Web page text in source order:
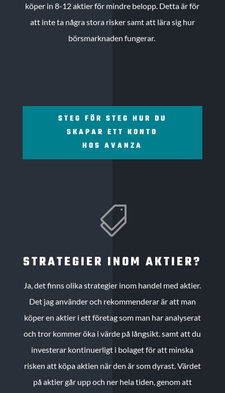
köper in 8-12 aktier för mindre belopp. Detta är för
att inte ta några stora risker samt att lära sig hur
börsmarknaden fungerar.
STEG FÖR STEG HUR DU
SKAPAR ETT KONTO
HOS AVANZA

STRATEGIER INOM AKTIER?
Ja, det finns olika strategier inom handel med aktier.
Det jag använder och rekommenderar är att man
köper en aktier i ett företag som man har analyserat
och tror kommer öka i värde på långsikt. samt att du
investerar kontinuerligt i bolaget för att minska
risken att köpa aktien när den är som dyrast. Värdet
på aktier går upp och ner hela tiden, genom att